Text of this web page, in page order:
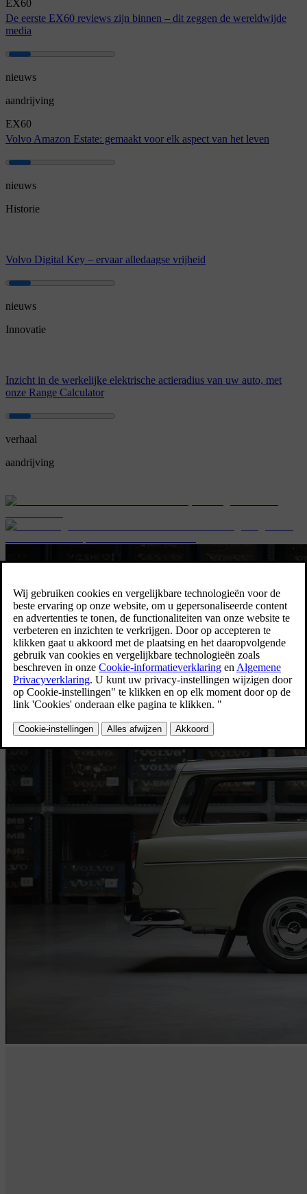
EX60
De eerste EX60 reviews zijn binnen – dit zeggen de wereldwijde
media
nieuws
aandrijving
EX60
Volvo Amazon Estate: gemaakt voor elk aspect van het leven
nieuws
Historie
Volvo Digital Key – ervaar alledaagse vrijheid
nieuws
Innovatie
Inzicht in de werkelijke elektrische actieradius van uw auto, met
onze Range Calculator
verhaal
aandrijving